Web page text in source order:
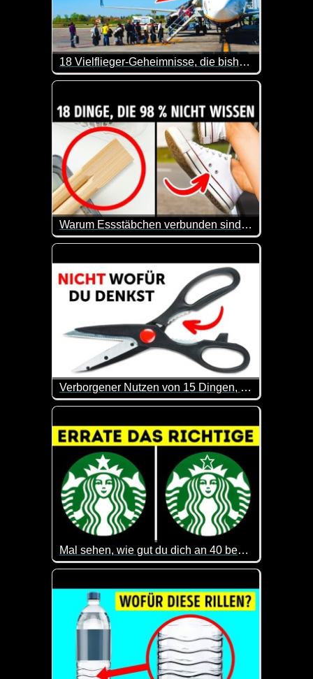
18 Vielflieger-Geheimnisse, die bisher nur wenige kennen
Sind die Buchstaben SSSS auf deiner Bordkarte
Warum Essstäbchen verbunden sind und 15 weitere verborgene Funktionen von Alltagsgegenständen
Man lernt wirklich nie aus. Hier werden mal
Verborgener Nutzen von 15 Dingen, die du zu Hause hast
Kennst du den Zweck jedes Gegenstandes in
Mal sehen, wie gut du dich an 40 bekannte Logos erinnerst
Das ist gar nicht so einfach. Macht aber Spaß